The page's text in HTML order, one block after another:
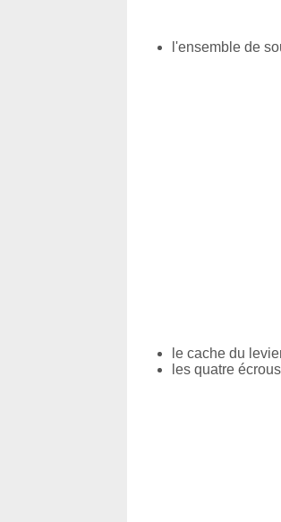
l'ensemble de
le cache du
les quatre